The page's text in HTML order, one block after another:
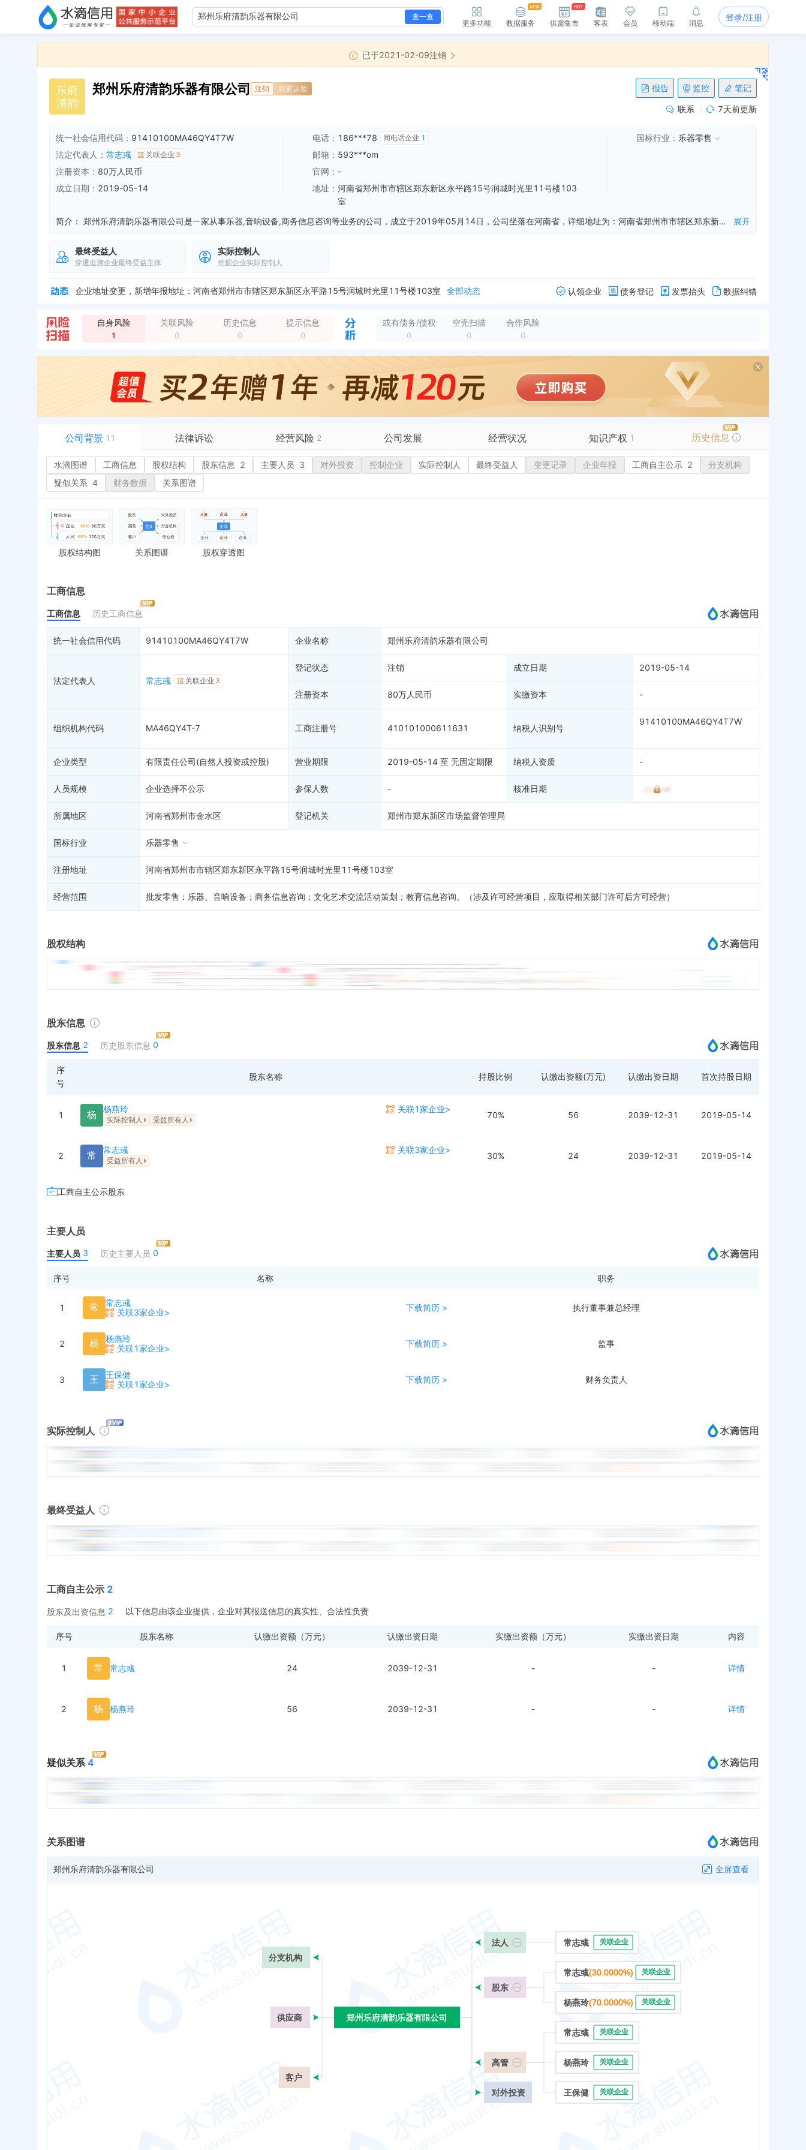
查一查
更多功能 数据服务 供需集市 客表 会员 移动端 消息
登录/注册
已于2021-02-09注销
乐府
清韵
郑州乐府清韵乐器有限公司 注销 我要认领 报告 监控 笔记
联系 7天前更新
统一社会信用代码： 91410100MA46QY4T7W
法定代表人： 常志彧 关联企业 3
注册资本： 80万人民币
成立日期： 2019-05-14
电话： 186***78 同电话企业 1
邮箱： 593***om
官网： -
地址： 河南省郑州市市辖区郑东新区永平路15号润城时光里11号楼103
室
国标行业： 乐器零售
简介： 郑州乐府清韵乐器有限公司是一家从事乐器,音响设备,商务信息咨询等业务的公司，成立于2019年05月14日，公司坐落在河南省，详细地址为：河南省郑州市市辖区郑东新区永平路15号润城时光里11号楼103室;经国家企业信用信息公示系统查询得知，郑州乐府清韵乐器有限公司的信用代码/税号为91410100MA46QY4T7W，法人是常志彧，注册资本为80.000000万人民币，企业的经营范围为:批发零售：乐器、音响设备；商务信息咨询；文化艺术交流活动策划；教育信息咨询。（涉及许可经营项目，应取得相关部门许可后方可经营） 展开
最终受益人
穿透追溯企业最终受益主体
实际控制人
挖掘企业实际控制人
新增商标，商标名称：乐府清韵 申请/注册号：4312-95-23 国际分类：41类 教育娱乐 申请日期：2019-12-17
全部动态
认领企业 债务登记 发票抬头 数据纠错
自身风险
1
关联风险
0
历史信息
0
提示信息
0
或有债务/债权
0
空壳扫描
0
合作风险
0
公司背景 11 法律诉讼 经营风险 2 公司发展 经营状况 知识产权 1 历史信息
水滴图谱
工商信息
股东信息
主要人员 3
对外投资
控制企业
最终受益人
企业年报
工商自主公示 2
财务数据
司法案件
立案信息
法院公告
裁判文书
送达公告
被执行人
终本案件
询价评估
司法协助
或有债务债权
1
注销备案
融资历史
招投标
信用评价
进出口信用
地块公示
客户
商标信息 1
成为vip查看
水滴图谱 工商信息 股权结构 股东信息 2 主要人员 3 对外投资 控制企业 实际控制人 最终受益人 变更记录 企业年报 工商自主公示 2
分支机构
疑似关系 4 财务数据 关系图谱
股权结构图 关系图谱 股权穿透图
工商信息
工商信息 历史工商信息
统一社会信用代码 91410100MA46QY4T7W 企业名称 郑州乐府清韵乐器有限公司
法定代表人 常志彧 关联企业 3
登记状态 注销 成立日期 2019-05-14
注册资本 80万人民币 实缴资本 -
组织机构代码 MA46QY4T-7 工商注册号 410101000611631 纳税人识别号
91410100MA46QY4T7W
企业类型 有限责任公司(自然人投资或控股) 营业期限 2019-05-14 至 无固定期限 纳税人资质 -
人员规模 企业选择不公示 参保人数 - 核准日期
所属地区 河南省郑州市金水区 登记机关 郑州市郑东新区市场监督管理局
国标行业 乐器零售
注册地址 河南省郑州市市辖区郑东新区永平路15号润城时光里11号楼103室
经营范围 批发零售：乐器、音响设备；商务信息咨询；文化艺术交流活动策划；教育信息咨询。（涉及许可经营项目，应取得相关部门许可后方可经营）
股权结构
股东信息
股东信息 2 历史股东信息 0
序
号
股东名称 持股比例 认缴出资额(万元) 认缴出资日期 首次持股日期
1 杨
杨燕玲 关联1家企业>
实际控制人 受益所有人 70% 56 2039-12-31 2019-05-14
2 常
常志彧 关联3家企业>
受益所有人 30% 24 2039-12-31 2019-05-14
工商自主公示股东
主要人员
主要人员 3 历史主要人员 0
序号 名称 职务
1 常
常志彧
关联3家企业>
下载简历 > 执行董事兼总经理
2 杨
杨燕玲
关联1家企业>
下载简历 > 监事
3 王
王保健
关联1家企业>
下载简历 > 财务负责人
实际控制人
最终受益人
工商自主公示 2
股东及出资信息 2 以下信息由该企业提供，企业对其报送信息的真实性、合法性负责
序号 股东名称 认缴出资额（万元） 认缴出资日期 实缴出资额（万元） 实缴出资日期 内容
1 常 常志彧 24 2039-12-31 - - 详情
2 杨 杨燕玲 56 2039-12-31 - - 详情
疑似关系 4
关系图谱
郑州乐府清韵乐器有限公司 全屏查看
郑州乐府清韵乐器有限公司
分支机构
供应商
客户
郑州乐府清韵乐器有限公司
法人
股东
高管
对外投资
常志彧 关联企业
常志彧(30.0000%) 关联企业
杨燕玲(70.0000%) 关联企业
常志彧 关联企业
杨燕玲 关联企业
王保健 关联企业